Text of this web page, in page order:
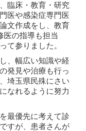
臨床・教育・研究
医や感染症専門医
文作成をし、教育
医の指導も担当
て参りました。
、幅広い知識や経
発見や治療も行っ
埼玉県民殊にさい
なれるように努力
最優先に考えて診
すが、患者さんが